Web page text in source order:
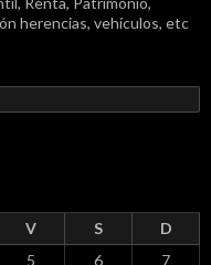
herencias, vehículos, etc
V S
D
5 6
7